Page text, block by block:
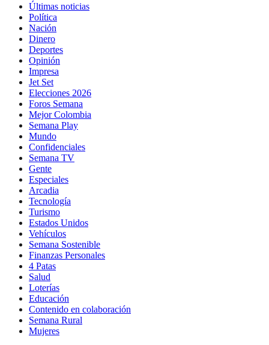
Últimas noticias
Política
Nación
Dinero
Deportes
Opinión
Impresa
Jet Set
Elecciones 2026
Foros Semana
Mejor Colombia
Semana Play
Mundo
Confidenciales
Semana TV
Gente
Especiales
Arcadia
Tecnología
Turismo
Estados Unidos
Vehículos
Semana Sostenible
Finanzas Personales
4 Patas
Salud
Loterías
Educación
Contenido en colaboración
Semana Rural
Mujeres